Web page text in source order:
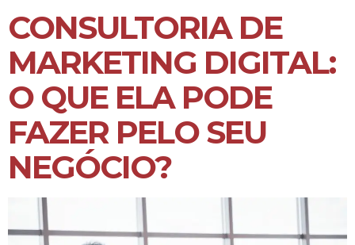
CONSULTORIA DE
MARKETING DIGITAL:
O QUE ELA PODE
FAZER PELO SEU
NEGÓCIO?